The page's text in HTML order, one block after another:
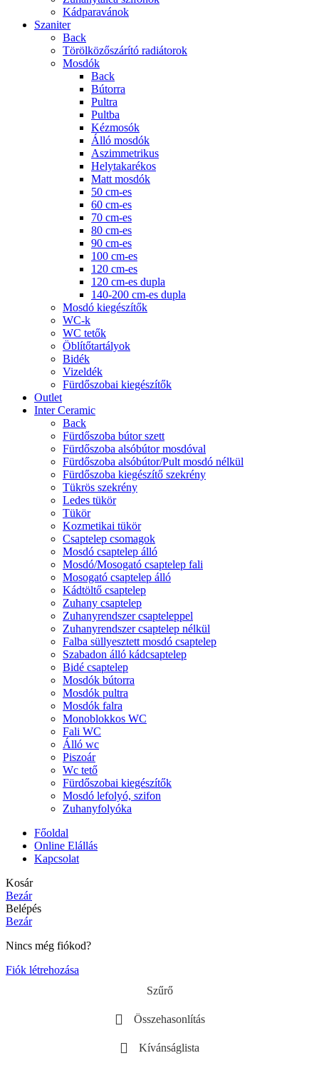
Kádparavánok
Szaniter
Back
Törölközőszárító radiátorok
Mosdók
Back
Bútorra
Pultra
Pultba
Kézmosók
Álló mosdók
Aszimmetrikus
Helytakarékos
Matt mosdók
50 cm-es
60 cm-es
70 cm-es
80 cm-es
90 cm-es
100 cm-es
120 cm-es
120 cm-es dupla
140-200 cm-es dupla
Mosdó kiegészítők
WC-k
WC tetők
Öblítőtartályok
Bidék
Vizeldék
Fürdőszobai kiegészítők
Outlet
Inter Ceramic
Back
Fürdőszoba bútor szett
Fürdőszoba alsóbútor mosdóval
Fürdőszoba alsóbútor/Pult mosdó nélkül
Fürdőszoba kiegészítő szekrény
Tükrös szekrény
Ledes tükör
Tükör
Kozmetikai tükör
Csaptelep csomagok
Mosdó csaptelep álló
Mosdó/Mosogató csaptelep fali
Mosogató csaptelep álló
Kádtöltő csaptelep
Zuhany csaptelep
Zuhanyrendszer csapteleppel
Zuhanyrendszer csaptelep nélkül
Falba süllyesztett mosdó csaptelep
Szabadon álló kádcsaptelep
Bidé csaptelep
Mosdók bútorra
Mosdók pultra
Mosdók falra
Monoblokkos WC
Fali WC
Álló wc
Piszoár
Wc tető
Fürdőszobai kiegészítők
Mosdó lefolyó, szifon
Zuhanyfolyóka
Főoldal
Online Elállás
Kapcsolat
Kosár
Bezár
Belépés
Bezár
Nincs még fiókod?
Fiók létrehozása
Szűrő
Összehasonlítás
Kívánságlista